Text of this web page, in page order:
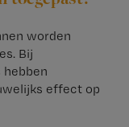
worden
Bij
effect op